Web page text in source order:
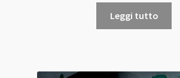
Leggi tutto